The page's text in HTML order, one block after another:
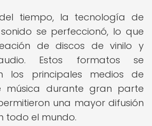
tiempo, la tecnología de
se perfeccionó, lo que
de discos de vinilo y
Estos formatos se
los principales medios de
música durante gran parte
una mayor difusión
todo el mundo.